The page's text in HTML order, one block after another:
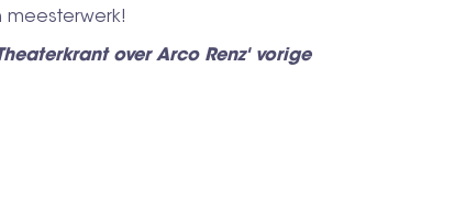
meesterwerk!
over Arco Renz' vorige